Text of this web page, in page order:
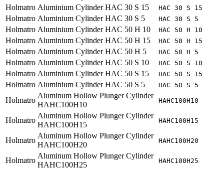
Holmatro Aluminium Cylinder HAC 30 S 15 HAC 30 S 15
Holmatro Aluminium Cylinder HAC 30 S 5 HAC 30 S 5
Holmatro Aluminium Cylinder HAC 50 H 10 HAC 50 H 10
Holmatro Aluminium Cylinder HAC 50 H 15 HAC 50 H 15
Holmatro Aluminium Cylinder HAC 50 H 5 HAC 50 H 5
Holmatro Aluminium Cylinder HAC 50 S 10 HAC 50 S 10
Holmatro Aluminium Cylinder HAC 50 S 15 HAC 50 S 15
Holmatro Aluminium Cylinder HAC 50 S 5 HAC 50 S 5
Holmatro
Aluminum Hollow Plunger Cylinder
HAHC100H10
HAHC100H10
Holmatro
Aluminum Hollow Plunger Cylinder
HAHC100H15
HAHC100H15
Holmatro
Aluminum Hollow Plunger Cylinder
HAHC100H20
HAHC100H20
Holmatro
Aluminum Hollow Plunger Cylinder
HAHC100H25
HAHC100H25